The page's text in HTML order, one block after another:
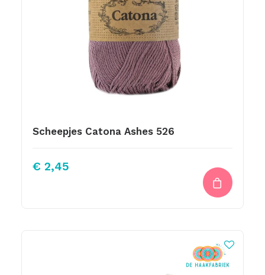
Scheepjes Catona Ashes 526
€ 2,45